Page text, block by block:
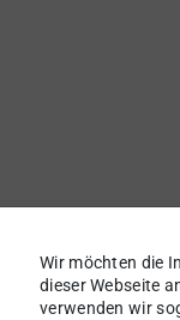
Wir möchten die
dieser Webseite
verwenden wir